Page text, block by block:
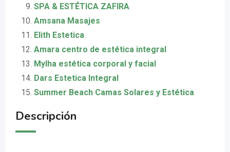
SPA & ESTÉTICA ZAFIRA
Amsana Masajes
Elith Estetica
Amara centro de estética integral
Mylha estética corporal y facial
Dars Estetica Integral
Summer Beach Camas Solares y Estética
Descripción